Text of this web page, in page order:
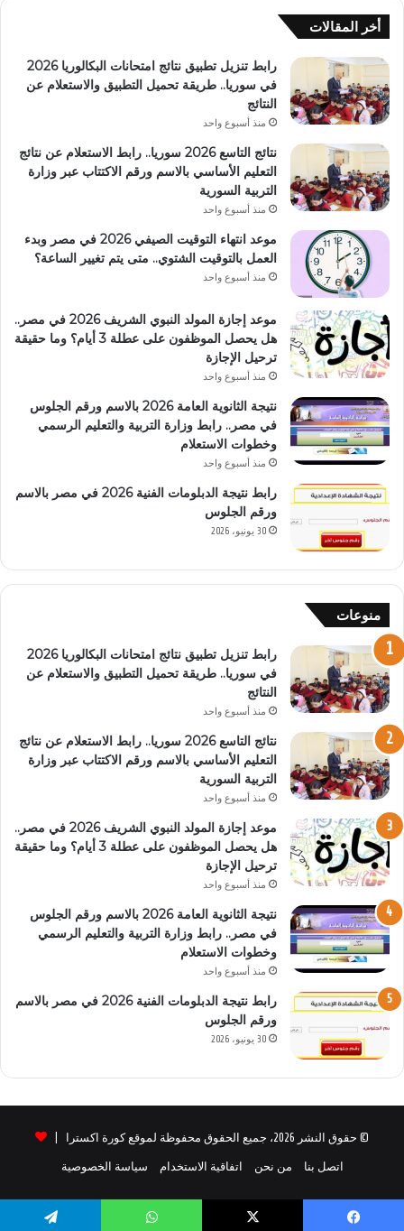
أخر المقالات
رابط تنزيل تطبيق نتائج امتحانات البكالوريا 2026
في سوريا.. طريقة تحميل التطبيق والاستعلام عن
النتائج
منذ أسبوع واحد
نتائج التاسع 2026 سوريا.. رابط الاستعلام عن نتائج
التعليم الأساسي بالاسم ورقم الاكتتاب عبر وزارة
التربية السورية
منذ أسبوع واحد
موعد انتهاء التوقيت الصيفي 2026 في مصر وبدء
العمل بالتوقيت الشتوي.. متى يتم تغيير الساعة؟
منذ أسبوع واحد
موعد إجازة المولد النبوي الشريف 2026 في مصر..
هل يحصل الموظفون على عطلة 3 أيام؟ وما حقيقة
ترحيل الإجازة
منذ أسبوع واحد
نتيجة الثانوية العامة 2026 بالاسم ورقم الجلوس
في مصر.. رابط وزارة التربية والتعليم الرسمي
وخطوات الاستعلام
منذ أسبوع واحد
رابط نتيجة الدبلومات الفنية 2026 في مصر بالاسم
ورقم الجلوس
30 يونيو، 2026
منوعات
رابط تنزيل تطبيق نتائج امتحانات البكالوريا 2026
في سوريا.. طريقة تحميل التطبيق والاستعلام عن
النتائج
منذ أسبوع واحد
نتائج التاسع 2026 سوريا.. رابط الاستعلام عن نتائج
التعليم الأساسي بالاسم ورقم الاكتتاب عبر وزارة
التربية السورية
منذ أسبوع واحد
موعد إجازة المولد النبوي الشريف 2026 في مصر..
هل يحصل الموظفون على عطلة 3 أيام؟ وما حقيقة
ترحيل الإجازة
منذ أسبوع واحد
نتيجة الثانوية العامة 2026 بالاسم ورقم الجلوس
في مصر.. رابط وزارة التربية والتعليم الرسمي
وخطوات الاستعلام
منذ أسبوع واحد
رابط نتيجة الدبلومات الفنية 2026 في مصر بالاسم
ورقم الجلوس
30 يونيو، 2026
© حقوق النشر 2026، جميع الحقوق محفوظة لموقع كورة اكسترا |
اتصل بنا من نحن اتفاقية الاستخدام سياسة الخصوصية